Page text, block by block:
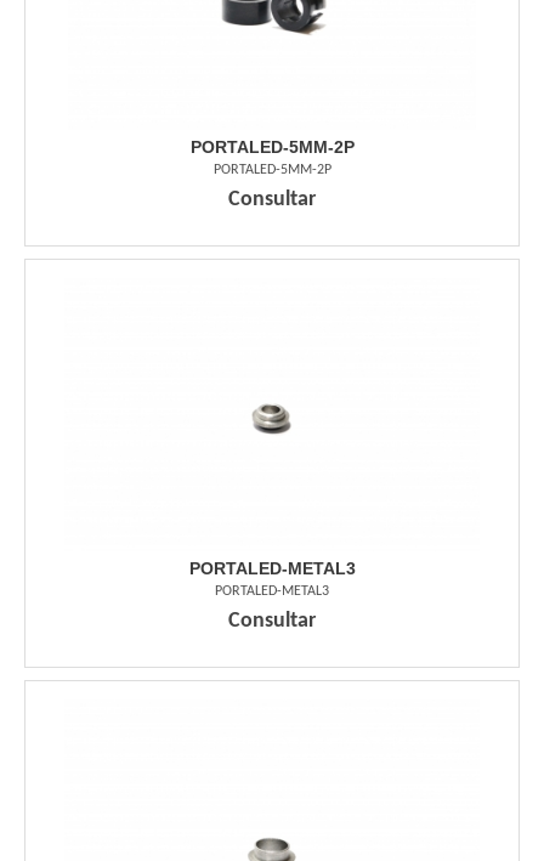
PORTALED-5MM-2P
PORTALED-5MM-2P
Consultar
PORTALED-METAL3
PORTALED-METAL3
Consultar